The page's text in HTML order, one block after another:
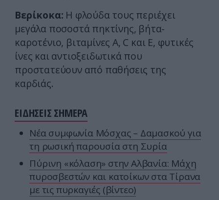
Βερίκοκα: Η φλούδα τους περιέχει
μεγάλα ποσοστά πηκτίνης, βήτα-
καροτένιο, βιταμίνες Α, C και Ε, φυτικές
ίνες και αντιοξειδωτικά που
προστατεύουν από παθήσεις της
καρδιάς.
ΕΙΔΗΣΕΙΣ ΣΗΜΕΡΑ
Νέα συμφωνία Μόσχας – Δαμασκού για
τη ρωσική παρουσία στη Συρία
Πύρινη «κόλαση» στην Αλβανία: Μάχη
πυροσβεστών και κατοίκων στα Τίρανα
με τις πυρκαγιές (βίντεο)